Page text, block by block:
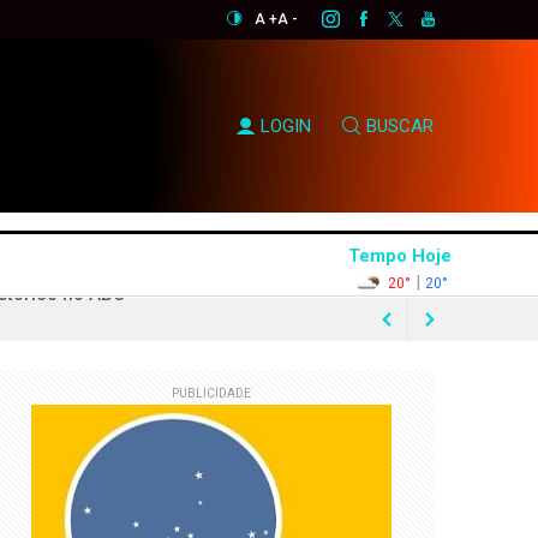
A +A -
LOGIN BUSCAR
Tempo Hoje
20° | 20°
em quatro anos
PUBLICIDADE